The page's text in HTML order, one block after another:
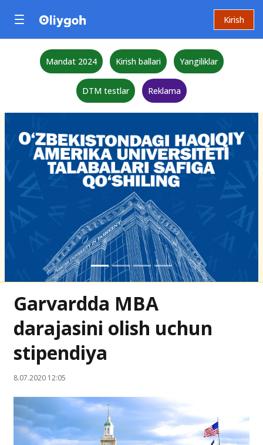
Kirish
Mandat 2024 Kirish ballari Yangiliklar
DTM testlar Reklama
Garvardda MBA
darajasini olish uchun
stipendiya
8.07.2020 12:05